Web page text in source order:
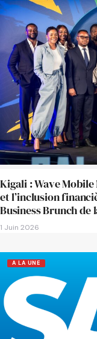
Kigali : Wave
et l’inclusion
Business Brunch de
1 Juin 2026
A LA UNE